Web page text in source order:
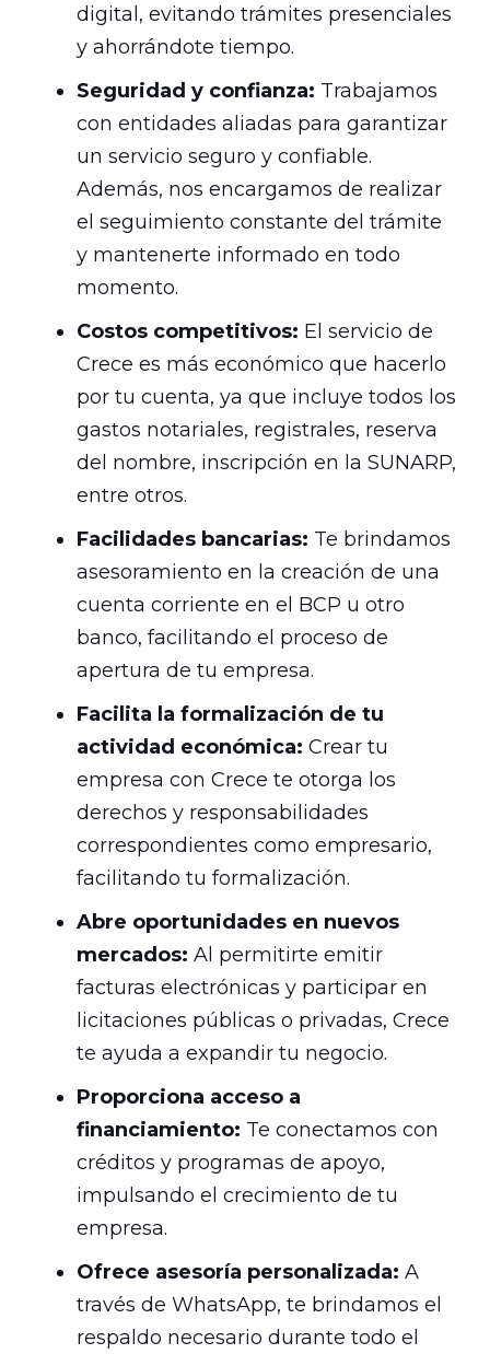
digital, evitando trámites presenciales
y ahorrándote tiempo.
Seguridad y confianza: Trabajamos
con entidades aliadas para garantizar
un servicio seguro y confiable.
Además, nos encargamos de realizar
el seguimiento constante del trámite
y mantenerte informado en todo
momento.
Costos competitivos: El servicio de
Crece es más económico que hacerlo
por tu cuenta, ya que incluye todos los
gastos notariales, registrales, reserva
del nombre, inscripción en la SUNARP,
entre otros.
Facilidades bancarias: Te brindamos
asesoramiento en la creación de una
cuenta corriente en el BCP u otro
banco, facilitando el proceso de
apertura de tu empresa.
Facilita la formalización de tu
actividad económica: Crear tu
empresa con Crece te otorga los
derechos y responsabilidades
correspondientes como empresario,
facilitando tu formalización.
Abre oportunidades en nuevos
mercados: Al permitirte emitir
facturas electrónicas y participar en
licitaciones públicas o privadas, Crece
te ayuda a expandir tu negocio.
Proporciona acceso a
financiamiento: Te conectamos con
créditos y programas de apoyo,
impulsando el crecimiento de tu
empresa.
Ofrece asesoría personalizada: A
través de WhatsApp, te brindamos el
respaldo necesario durante todo el